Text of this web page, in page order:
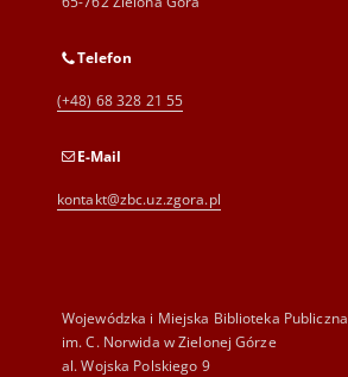
Telefon
(+48) 68 328 21 55
E-Mail
kontakt@zbc.uz.zgora.pl
Wojewódzka i Miejska Biblioteka Publiczna
im. C. Norwida w Zielonej Górze
al. Wojska Polskiego 9